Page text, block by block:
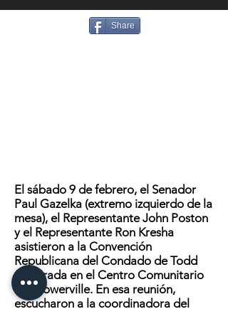
Share
El sábado 9 de febrero, el Senador
Paul Gazelka (extremo izquierdo de la
mesa), el Representante John Poston
y el Representante Ron Kresha
asistieron a la Convención
Republicana del Condado de Todd
celebrada en el Centro Comunitario
de Browerville. En esa reunión,
escucharon a la coordinadora del